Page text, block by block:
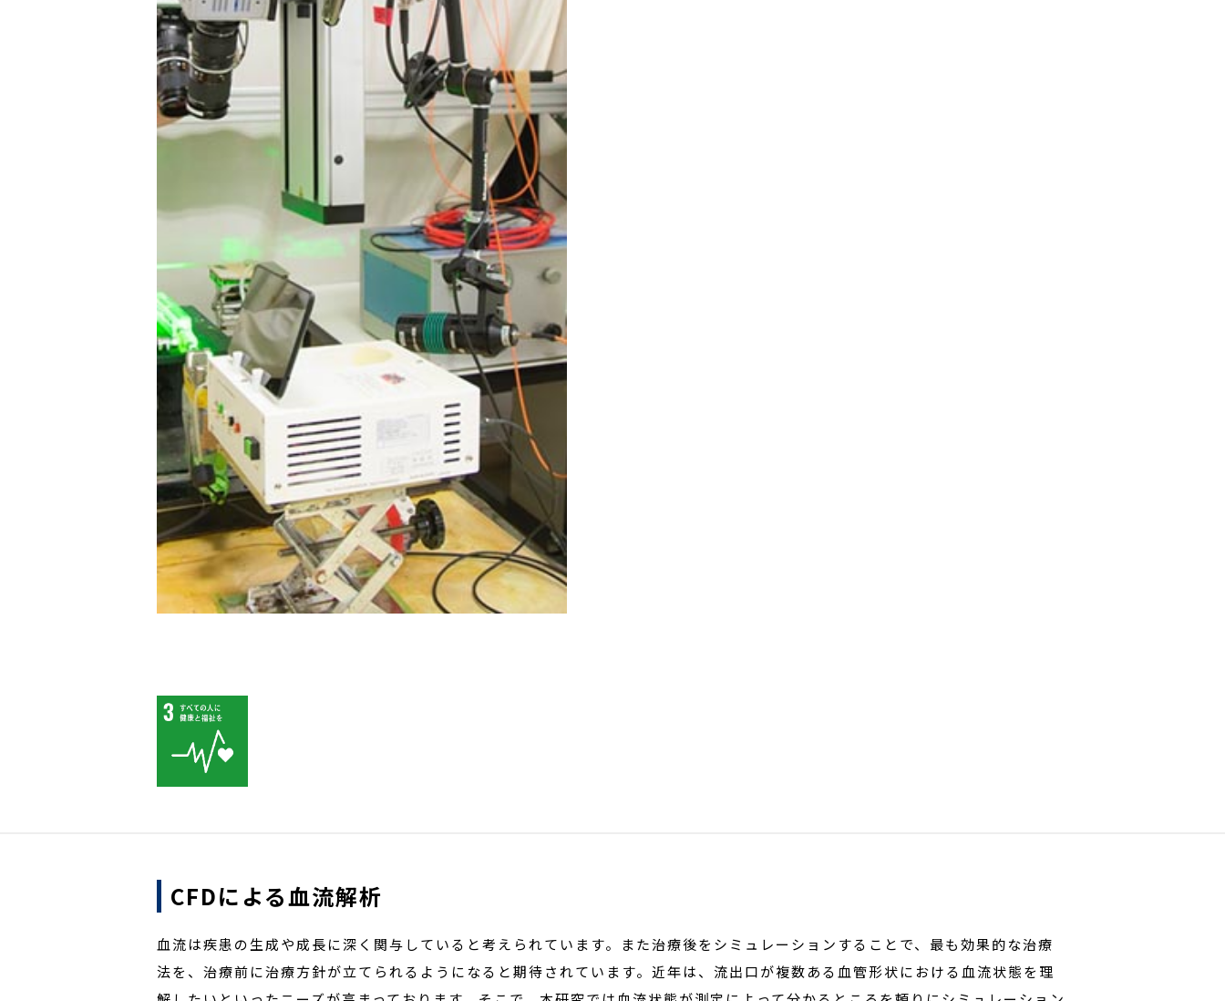
CFDによる血流解析
血流は疾患の生成や成長に深く関与していると考えられています。また治療後をシミュレーションすることで、最も効果的な治療
法を、治療前に治療方針が立てられるようになると期待されています。近年は、流出口が複数ある血管形状における血流状態を理